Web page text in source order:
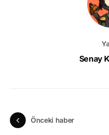
Senay
Önceki haber